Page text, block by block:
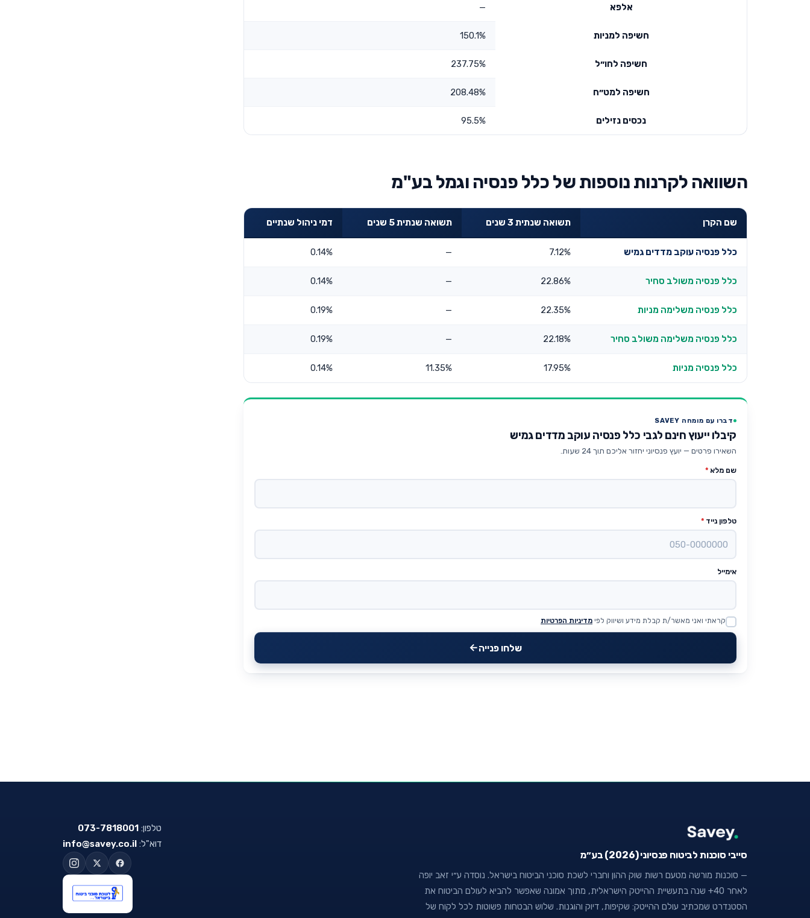
אלפא —
חשיפה למניות 150.1%
חשיפה לחו״ל 237.75%
חשיפה למט״ח 208.48%
נכסים נזילים 95.5%
השוואה לקרנות נוספות של כלל פנסיה וגמל בע"מ
שם הקרן תשואה שנתית 3 שנים תשואה שנתית 5 שנים דמי ניהול שנתיים
כלל פנסיה עוקב מדדים גמיש 7.12%
—
0.14%
כלל פנסיה משולב סחיר 22.86%
—
0.14%
כלל פנסיה משלימה מניות 22.35%
—
0.19%
כלל פנסיה משלימה משולב סחיר 22.18%
—
0.19%
כלל פנסיה מניות 17.95%
11.35%
0.14%
דברו עם מומחה SAVEY
קיבלו ייעוץ חינם לגבי כלל פנסיה עוקב מדדים גמיש
השאירו פרטים — יועץ פנסיוני יחזור אליכם תוך 24 שעות.
שם מלא *
טלפון נייד *
אימייל
Website
קראתי ואני מאשר/ת קבלת מידע ושיווק לפי מדיניות הפרטיות
שלחו פנייה
סייבי סוכנות לביטוח פנסיוני (2026) בע״מ
— סוכנות מורשה מטעם רשות שוק ההון וחברי לשכת סוכני הביטוח בישראל. נוסדה ע״י זאב יופה
לאחר 40+ שנה בתעשיית ההייטק הישראלית, מתוך אמונה שאפשר להביא לעולם הביטוח את
הסטנדרט שמכתיב עולם ההייטק: שקיפות, דיוק והוגנות. שלוש הבטחות פשוטות לכל לקוח של
טלפון: 073-7818001
דוא"ל: info@savey.co.il